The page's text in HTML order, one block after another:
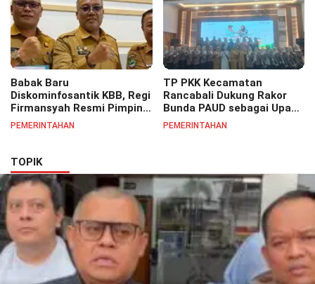
Babak Baru
Diskominfosantik KBB, Regi
Firmansyah Resmi Pimpin
Bidang IKP Perkuat
PEMERINTAHAN
TP PKK Kecamatan
Rancabali Dukung Rakor
Bunda PAUD sebagai Upaya
Penguatan Kualitas PAUD
PEMERINTAHAN
TOPIK